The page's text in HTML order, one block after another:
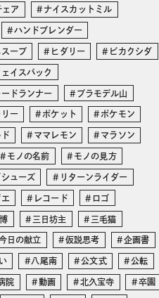
ェア ナイスカットミル
ハンドブレンダー
スープ ヒダリー ビカクシダ
ェイスパック
ドランナー プラモデル山
ー ポケット ポケモン
ママレモン マラソン
モノの名前 モノの見方
ューズ リターンライダー
エ レコード ロゴ
三日坊主 三毛猫
日の献立 仮説思考 企画書
八尾南 公文式 公転
院 動画 北久宝寺 卒園